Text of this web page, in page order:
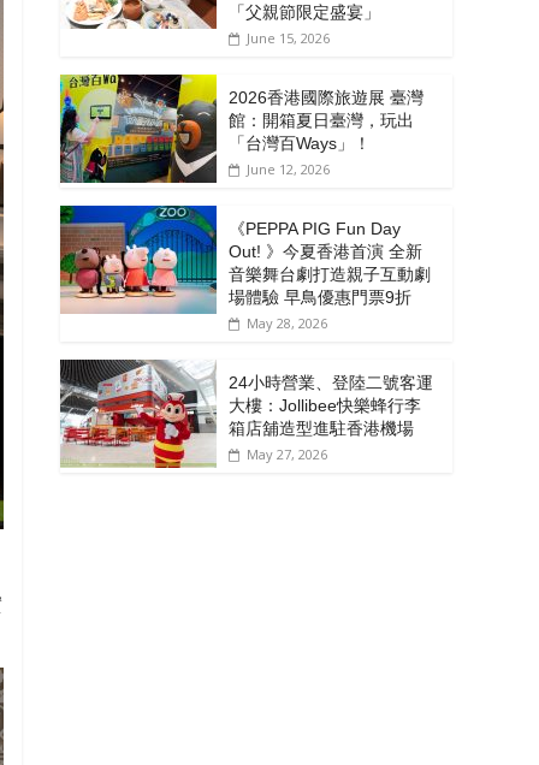
「⽗親節限定盛宴」
June 15, 2026
2026香港國際旅遊展 臺灣
館：開箱夏日臺灣，玩出
「台灣百Ways」！
June 12, 2026
《PEPPA PIG Fun Day
Out! 》今夏香港首演 全新
音樂舞台劇打造親子互動劇
場體驗 早鳥優惠門票9折
May 28, 2026
24小時營業、登陸二號客運
大樓：Jollibee快樂蜂行李
箱店舖造型進駐香港機場
May 27, 2026